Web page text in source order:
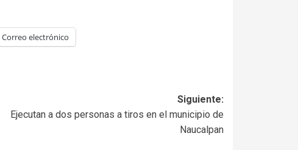
Correo electrónico
Siguiente:
Ejecutan a dos personas a tiros en el municipio de
Naucalpan